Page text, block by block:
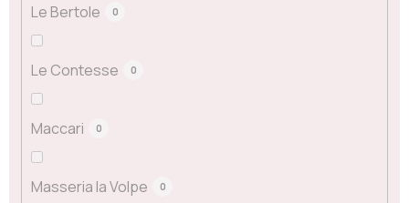
Le Bertole 0
Le Contesse 0
Maccari 0
Masseria la Volpe 0